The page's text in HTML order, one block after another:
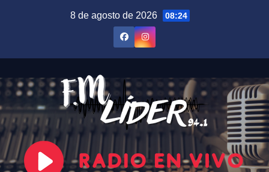
8 de agosto de 2026 08:24